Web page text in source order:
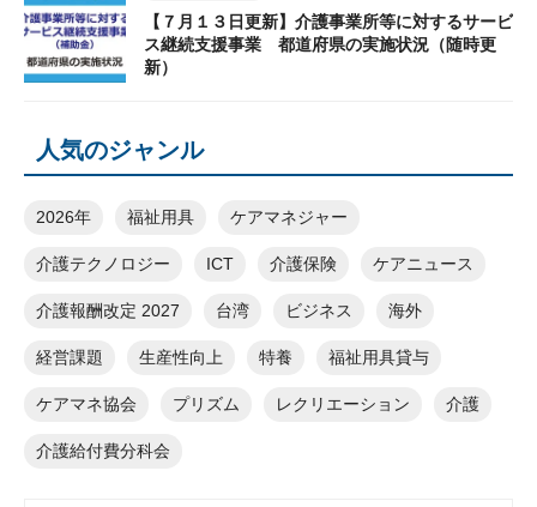
【７月１３日更新】介護事業所等に対するサービ
ス継続支援事業 都道府県の実施状況（随時更
新）
人気のジャンル
2026年 福祉用具 ケアマネジャー
介護テクノロジー ICT 介護保険 ケアニュース
介護報酬改定 2027 台湾 ビジネス 海外
経営課題 生産性向上 特養 福祉用具貸与
ケアマネ協会 プリズム レクリエーション 介護
介護給付費分科会